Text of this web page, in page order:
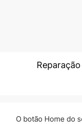
O botão Home do